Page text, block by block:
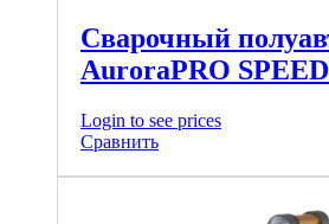
Сварочный
AuroraPRO
Login to see prices
Сравнить